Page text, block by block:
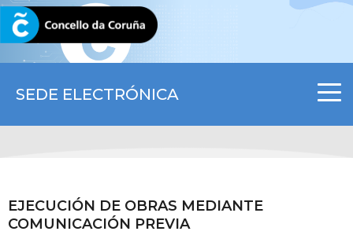
SEDE ELECTRÓNICA
CORUNA.GAL
EJECUCIÓN DE OBRAS MEDIANTE
COMUNICACIÓN PREVIA